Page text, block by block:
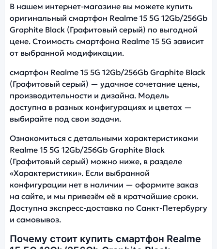
В нашем интернет-магазине вы можете купить
оригинальный смартфон Realme 15 5G 12Gb/256Gb
Graphite Black (Графитовый серый) по выгодной
цене. Стоимость смартфона Realme 15 5G зависит
от выбранной модификации.
смартфон Realme 15 5G 12Gb/256Gb Graphite Black
(Графитовый серый) — удачное сочетание цены,
производительности и дизайна. Модель
доступна в разных конфигурациях и цветах —
выбирайте под свои задачи.
Ознакомиться с детальными характеристиками
Realme 15 5G 12Gb/256Gb Graphite Black
(Графитовый серый) можно ниже, в разделе
«Характеристики». Если выбранной
конфигурации нет в наличии — оформите заказ
на сайте, и мы привезём её в кратчайшие сроки.
Доступна экспресс-доставка по Санкт-Петербургу
и самовывоз.
Почему стоит купить смартфон Realme